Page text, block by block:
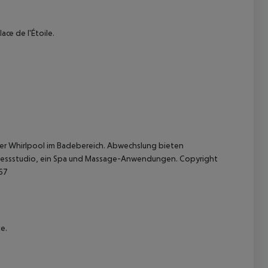
de l'Étoile.
Whirlpool im Badebereich. Abwechslung bieten
ein Spa und Massage-Anwendungen. Copyright